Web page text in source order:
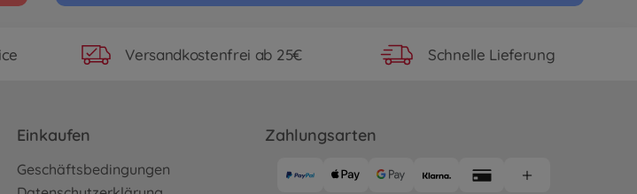
Versandkostenfrei ab 25€ Schnelle Lieferung
Einkaufen
Geschäftsbedingungen
Zahlungsarten